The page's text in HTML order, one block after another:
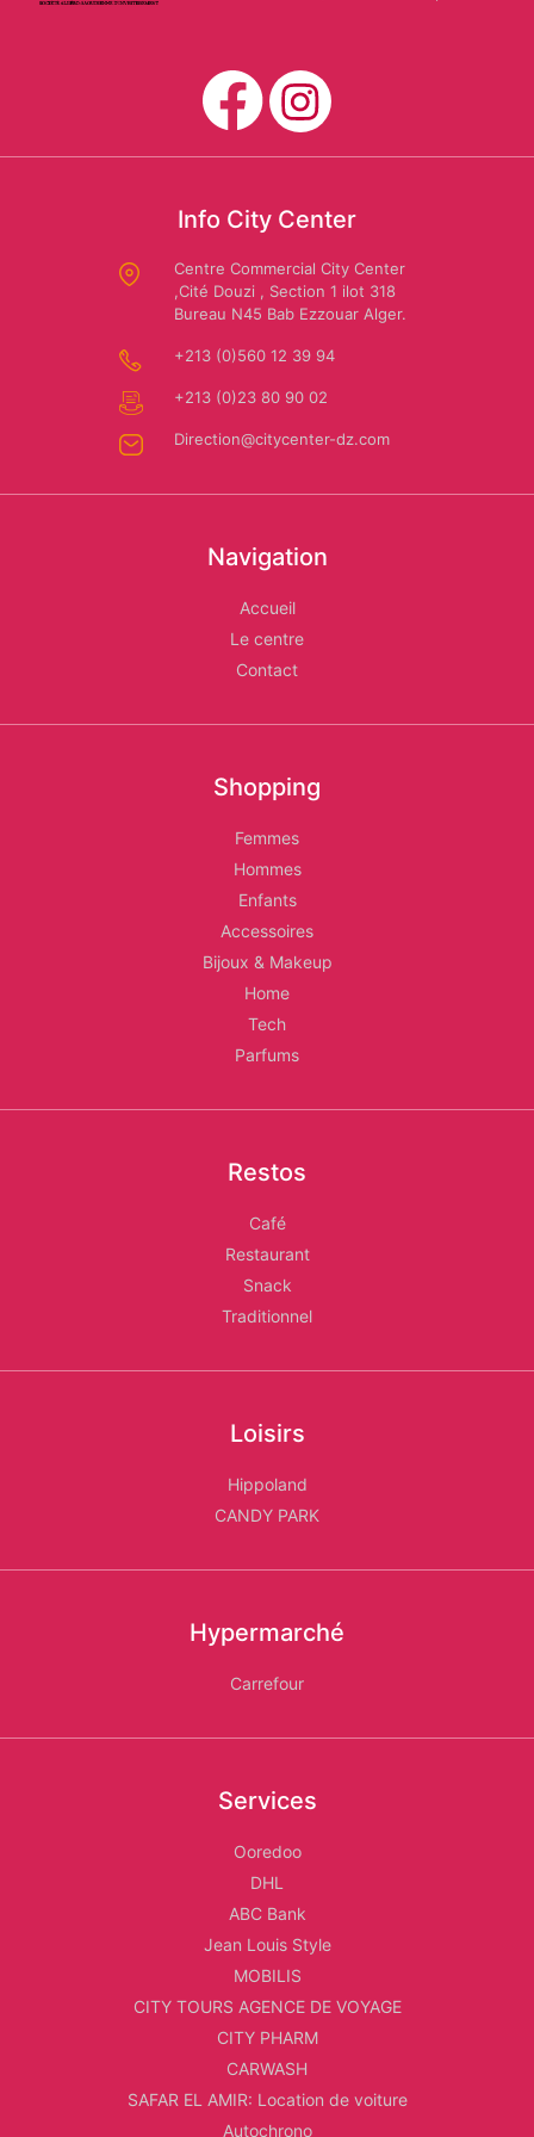
Location
voiture
Assn
Info City Center
Centre Commercial City Center
,Cité Douzi , Section 1 ilot 318
Bureau N45 Bab Ezzouar Alger.
+213 (0)560 12 39 94
+213 (0)23 80 90 02
Direction@citycenter-dz.com
Navigation
Accueil
Le centre
Contact
Shopping
Femmes
Hommes
Enfants
Accessoires
Bijoux & Makeup
Home
Tech
Parfums
Restos
Café
Restaurant
Snack
Traditionnel
Loisirs
Hippoland
CANDY PARK
Hypermarché
Carrefour
Services
Ooredoo
DHL
ABC Bank
Jean Louis Style
MOBILIS
CITY TOURS AGENCE DE VOYAGE
CITY PHARM
CARWASH
SAFAR EL AMIR: Location de voiture
Autochrono